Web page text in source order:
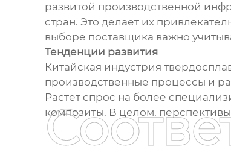
развитой производственной
стран. Это делает их
выборе поставщика важно
Тенденции развития
Китайская индустрия
производственные процессы и
Растет спрос на более
композиты. В целом,